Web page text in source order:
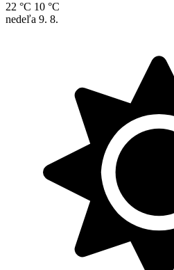
22 °C 10 °C
nedeľa 9. 8.